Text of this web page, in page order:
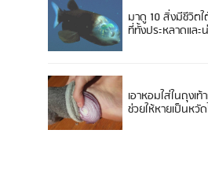
มาดู 10 สิ่งมีชีวิตใ
ที่ทั้งประหลาดและ
เอาหอมใส่ในถุงเ
ช่วยให้หายเป็นหวั